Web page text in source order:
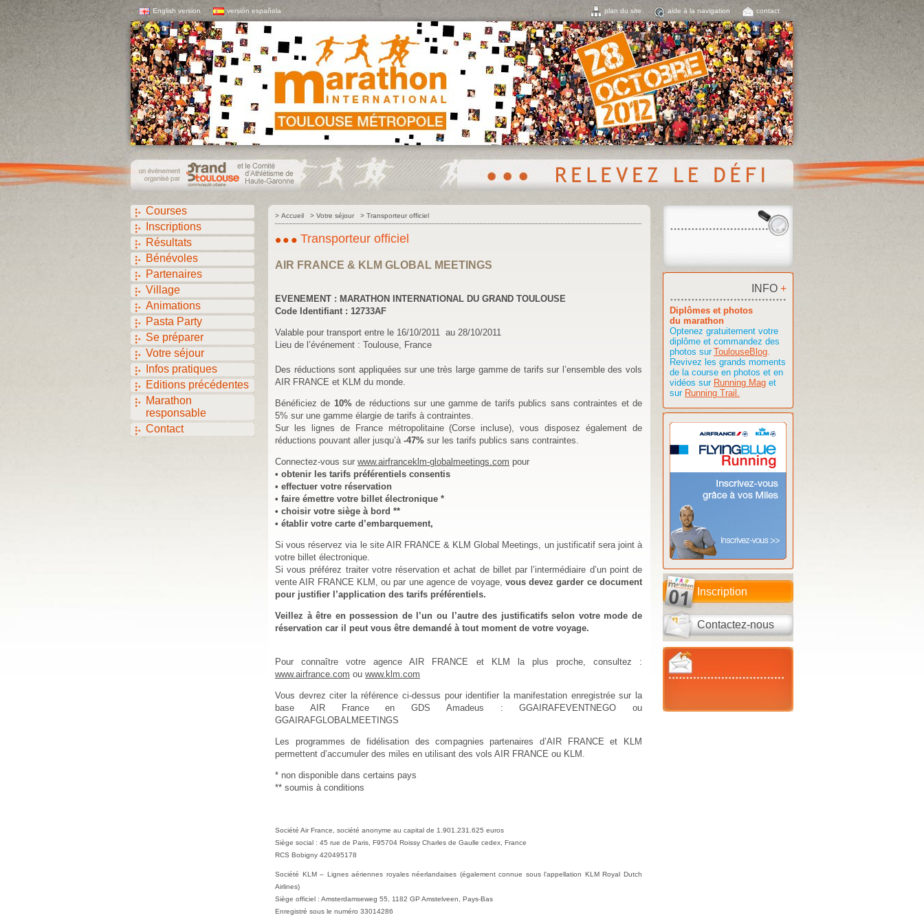
English version versión española plan du site aide à la navigation contact
Courses
Inscriptions
Résultats
Bénévoles
Partenaires
Village
Animations
Pasta Party
Se préparer
Votre séjour
Infos pratiques
Editions précédentes
Marathon
responsable
Contact
> Accueil > Votre séjour > Transporteur officiel
Transporteur officiel
AIR FRANCE & KLM GLOBAL MEETINGS
EVENEMENT : MARATHON INTERNATIONAL DU GRAND TOULOUSE
Code Identifiant : 12733AF
Valable pour transport entre le 16/10/2011 au 28/10/2011
Lieu de l’événement : Toulouse, France
Des réductions sont appliquées sur une très large gamme de tarifs sur l’ensemble des vols
AIR FRANCE et KLM du monde.
Bénéficiez de 10%de réductions sur une gamme de tarifs publics sans contraintes et de
5% sur une gamme élargie de tarifs à contraintes.
Sur les lignes de France métropolitaine (Corse incluse), vous disposez également de
réductions pouvant aller jusqu’à -47% sur les tarifs publics sans contraintes.
Connectez-vous sur www.airfranceklm-globalmeetings.com pour
• obtenir les tarifs préférentiels consentis
• effectuer votre réservation
• faire émettre votre billet électronique *
• choisir votre siège à bord **
• établir votre carte d’embarquement,
Si vous réservez via le site AIR FRANCE & KLM Global Meetings, un justificatif sera joint à
votre billet électronique.
Si vous préférez traiter votre réservation et achat de billet par l’intermédiaire d’un point de
vente AIR FRANCE KLM, ou par une agence de voyage, vous devez garder ce document
pour justifier l’application des tarifs préférentiels.
Veillez à être en possession de l’un ou l’autre des justificatifs selon votre mode de
réservation car il peut vous être demandé à tout moment de votre voyage.
Pour connaître votre agence AIR FRANCE et KLM la plus proche, consultez :
www.airfrance.com ou www.klm.com
Vous devrez citer la référence ci-dessus pour identifier la manifestation enregistrée sur la
base AIR France en GDS Amadeus : GGAIRAFEVENTNEGO ou
GGAIRAFGLOBALMEETINGS
Les programmes de fidélisation des compagnies partenaires d’AIR FRANCE et KLM
permettent d’accumuler des miles en utilisant des vols AIR FRANCE ou KLM.
* non disponible dans certains pays
** soumis à conditions
Société Air France, société anonyme au capital de 1.901.231.625 euros
Siège social : 45 rue de Paris, F95704 Roissy Charles de Gaulle cedex, France
RCS Bobigny 420495178
Société KLM – Lignes aériennes royales néerlandaises (également connue sous l’appellation KLM Royal Dutch
Airlines)
Siège officiel : Amsterdamseweg 55, 1182 GP Amstelveen, Pays-Bas
Enregistré sous le numéro 33014286
INFO +
Diplômes et photos
du marathon
Optenez gratuitement votre
diplôme et commandez des
photos sur ToulouseBlog.
Revivez les grands moments
de la course en photos et en
vidéos sur Running Mag et
sur Running Trail.
Inscription
Contactez-nous